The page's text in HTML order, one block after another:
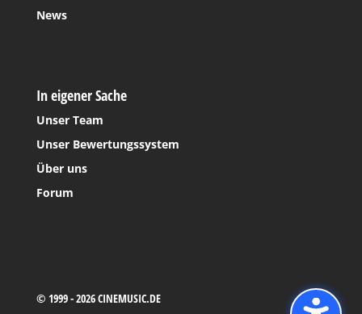
News
In eigener Sache
Unser Team
Unser Bewertungssystem
Über uns
Forum
© 1999 - 2026 CINEMUSIC.DE